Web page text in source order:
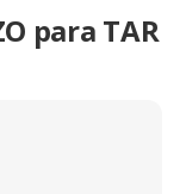
para TAR